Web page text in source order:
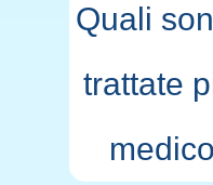
Quali
trattate